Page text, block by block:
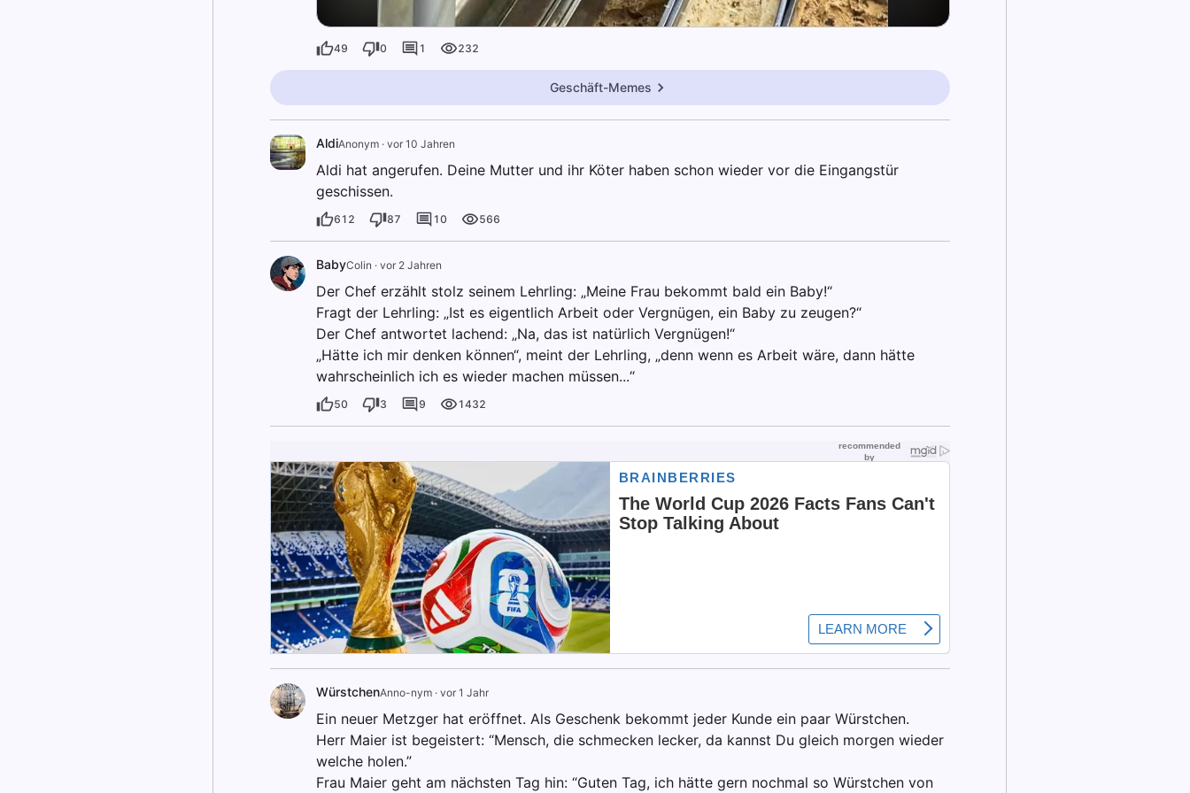
49 0 1 232
Geschäft-Memes
AldiAnonym· vor 10 Jahren
Aldi hat angerufen. Deine Mutter und ihr Köter haben schon wieder vor die Eingangstür
geschissen.
612 87 10 566
BabyColin · vor 2 Jahren
Der Chef erzählt stolz seinem Lehrling: „Meine Frau bekommt bald ein Baby!“
Fragt der Lehrling: „Ist es eigentlich Arbeit oder Vergnügen, ein Baby zu zeugen?“
Der Chef antwortet lachend: „Na, das ist natürlich Vergnügen!“
„Hätte ich mir denken können“, meint der Lehrling, „denn wenn es Arbeit wäre, dann hätte
wahrscheinlich ich es wieder machen müssen...“
50 3 9 1432
WürstchenAnno-nym· vor 1 Jahr
Ein neuer Metzger hat eröffnet. Als Geschenk bekommt jeder Kunde ein paar Würstchen.
Herr Maier ist begeistert: “Mensch, die schmecken lecker, da kannst Du gleich morgen wieder
welche holen.”
Frau Maier geht am nächsten Tag hin: “Guten Tag, ich hätte gern nochmal so Würstchen von